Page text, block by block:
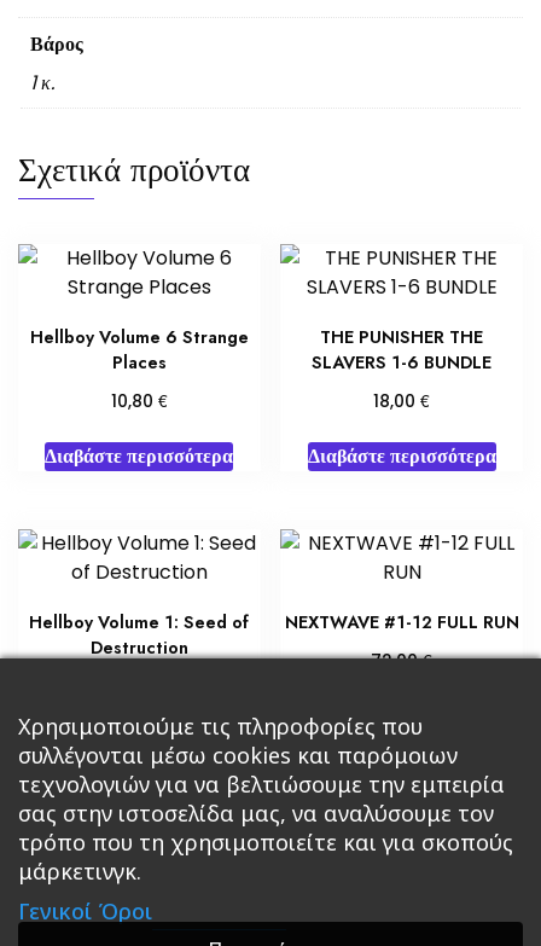
Βάρος
1 κ.
Σχετικά προϊόντα
Hellboy Volume 6 Strange
Places
10,80 €
Διαβάστε περισσότερα
THE PUNISHER THE
SLAVERS 1-6 BUNDLE
18,00€
Διαβάστε περισσότερα
Hellboy Volume 1: Seed of
Destruction
Διαβάστε περισσότερα
NEXTWAVE #1-12 FULL RUN
72,00€
Κεντρική Βιβλία
Roleplaying Games Ψυχαγωγία Εκδόσεις Βάρδος
Χρησιμοποιούμε τις πληροφορίες που
συλλέγονται μέσω cookies και παρόμοιων
τεχνολογιών για να βελτιώσουμε την εμπειρία
σας στην ιστοσελίδα μας, να αναλύσουμε τον
τρόπο που τη χρησιμοποιείτε και για σκοπούς
μάρκετινγκ.
Γενικοί Όροι